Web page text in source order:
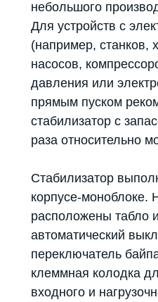
небольшого
Для устройств с
(например, станков,
насосов,
давления или
прямым пуском
стабилизатор с
раза относительно
Стабилизатор
корпусе-моноблоке.
расположены табло
автоматический
переключатель
клеммная колодка
входного и